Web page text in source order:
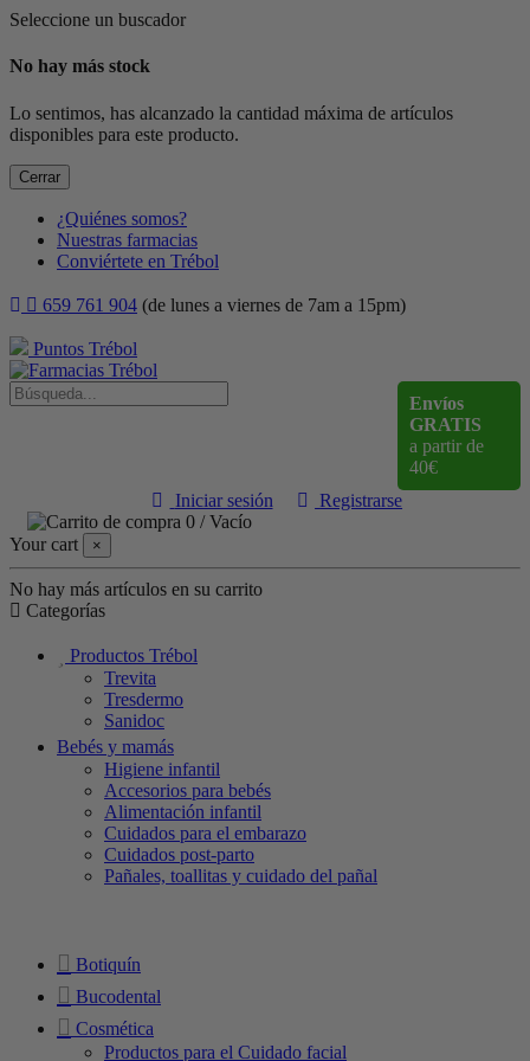
Seleccione un buscador
No hay más stock
Lo sentimos, has alcanzado la cantidad máxima de artículos
disponibles para este producto.
Cerrar
¿Quiénes somos?
Nuestras farmacias
Conviértete en Trébol
659 761 904 (de lunes a viernes de 7am a 15pm)
Puntos Trébol
Envíos
GRATIS
a partir de
40€
Iniciar sesión
Registrarse
0 /Vacío
Your cart
×
No hay más artículos en su carrito
Categorías
Productos Trébol
Trevita
Tresdermo
Sanidoc
Bebés y mamás
Higiene infantil
Accesorios para bebés
Alimentación infantil
Cuidados para el embarazo
Cuidados post-parto
Pañales, toallitas y cuidado del pañal
Botiquín
Bucodental
Cosmética
Productos para el Cuidado facial